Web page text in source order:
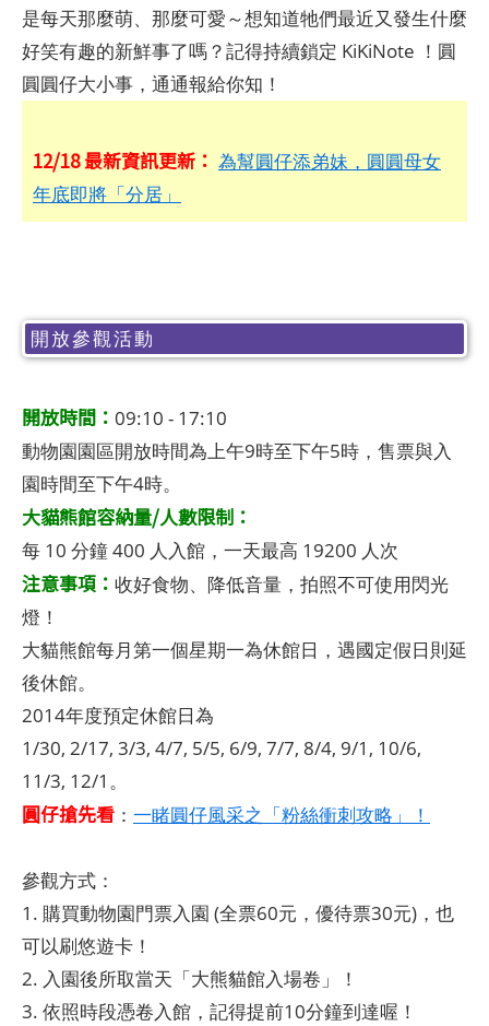
是每天那麼萌、那麼可愛～想知道牠們最近又發生什麼
好笑有趣的新鮮事了嗎？記得持續鎖定 KiKiNote ！圓
圓圓仔大小事，通通報給你知！
12/18 最新資訊更新： 為幫圓仔添弟妹，圓圓母女
年底即將「分居」
開放參觀活動
開放時間： 09:10 - 17:10
動物園園區開放時間為上午9時至下午5時，售票與入
園時間至下午4時。
大貓熊館容納量/人數限制：
每 10 分鐘 400 人入館，一天最高 19200 人次
注意事項： 收好食物、降低音量，拍照不可使用閃光
燈！
大貓熊館每月第一個星期一為休館日，遇國定假日則延
後休館。
2014年度預定休館日為
1/30, 2/17, 3/3, 4/7, 5/5, 6/9, 7/7, 8/4, 9/1, 10/6,
11/3, 12/1。
圓仔搶先看 ： 一睹圓仔風采之「粉絲衝刺攻略」！
參觀方式：
1. 購買動物園門票入園 (全票60元，優待票30元)，也
可以刷悠遊卡！
2. 入園後所取當天「大熊貓館入場卷」！
3. 依照時段憑卷入館，記得提前10分鐘到達喔！